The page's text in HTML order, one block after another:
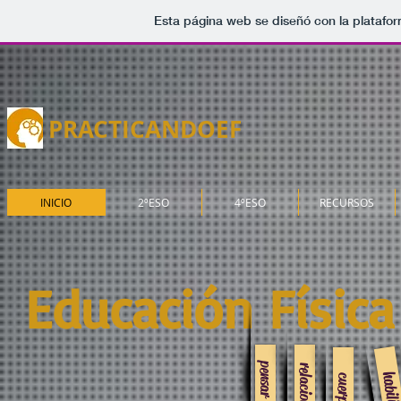
Esta página web se diseñó con la
PRACTICANDOEF
INICIO 2ºESO 4ºESO RECURSOS
Educación Física
pensar